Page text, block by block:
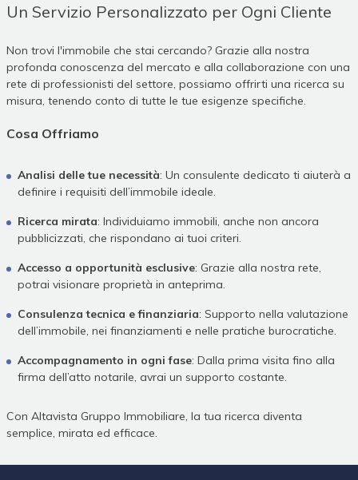
Un Servizio Personalizzato per Ogni Cliente
Non trovi l'immobile che stai cercando? Grazie alla nostra
profonda conoscenza del mercato e alla collaborazione con una
rete di professionisti del settore, possiamo offrirti una ricerca su
misura, tenendo conto di tutte le tue esigenze specifiche.
Cosa Offriamo
Analisi delle tue necessità: Un consulente dedicato ti aiuterà a
definire i requisiti dell’immobile ideale.
Ricerca mirata: Individuiamo immobili, anche non ancora
pubblicizzati, che rispondano ai tuoi criteri.
Accesso a opportunità esclusive: Grazie alla nostra rete,
potrai visionare proprietà in anteprima.
Consulenza tecnica e finanziaria: Supporto nella valutazione
dell’immobile, nei finanziamenti e nelle pratiche burocratiche.
Accompagnamento in ogni fase: Dalla prima visita fino alla
firma dell’atto notarile, avrai un supporto costante.
Con Altavista Gruppo Immobiliare, la tua ricerca diventa
semplice, mirata ed efficace.